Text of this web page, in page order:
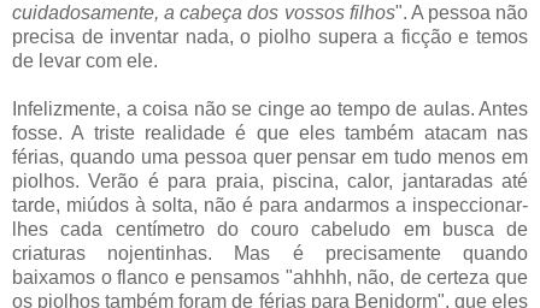
cuidadosamente, a cabeça dos vossos filhos". A pessoa não
precisa de inventar nada, o piolho supera a ficção e temos
de levar com ele.
Infelizmente, a coisa não se cinge ao tempo de aulas. Antes
fosse. A triste realidade é que eles também atacam nas
férias, quando uma pessoa quer pensar em tudo menos em
piolhos. Verão é para praia, piscina, calor, jantaradas até
tarde, miúdos à solta, não é para andarmos a inspeccionar-
lhes cada centímetro do couro cabeludo em busca de
criaturas nojentinhas. Mas é precisamente quando
baixamos o flanco e pensamos "ahhhh, não, de certeza que
os piolhos também foram de férias para Benidorm", que eles